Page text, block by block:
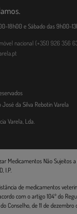
18h00 e Sábado das 9h00-
nacional (+351) 926 356
José da Silva Rebotin Varela
Varela, Lda.
Medicamentos Não Sujeitos
I.P.
de medicamentos
com o artigo 104º do
Conselho, de 11 de dezembro